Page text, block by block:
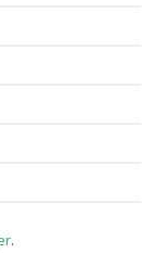
.